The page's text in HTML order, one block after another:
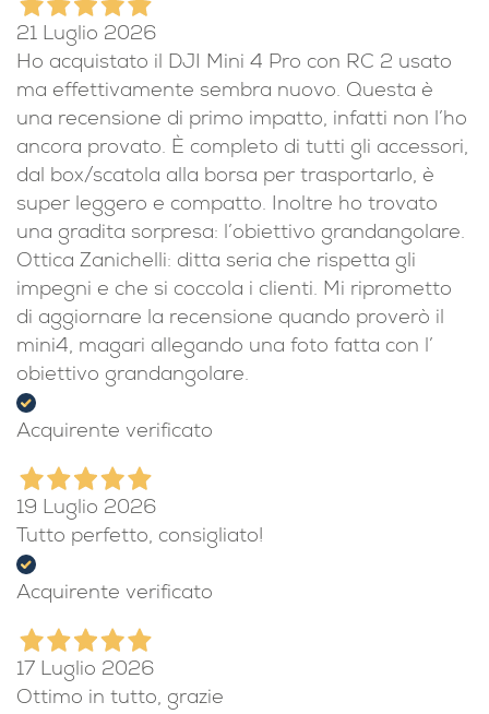
21 Luglio 2026
Ho acquistato il DJI Mini 4 Pro con RC 2 usato
ma effettivamente sembra nuovo. Questa è
una recensione di primo impatto, infatti non l’ho
ancora provato. È completo di tutti gli accessori,
dal box/scatola alla borsa per trasportarlo, è
super leggero e compatto. Inoltre ho trovato
una gradita sorpresa: l’obiettivo grandangolare.
Ottica Zanichelli: ditta seria che rispetta gli
impegni e che si coccola i clienti. Mi riprometto
di aggiornare la recensione quando proverò il
mini4, magari allegando una foto fatta con l’
obiettivo grandangolare.
Acquirente verificato
19 Luglio 2026
Tutto perfetto, consigliato!
Acquirente verificato
17 Luglio 2026
Ottimo in tutto, grazie